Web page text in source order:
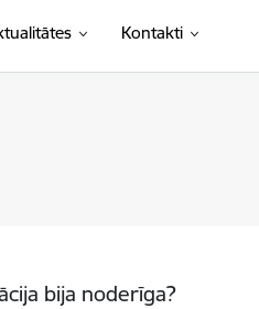
Kontakti
bija noderīga?